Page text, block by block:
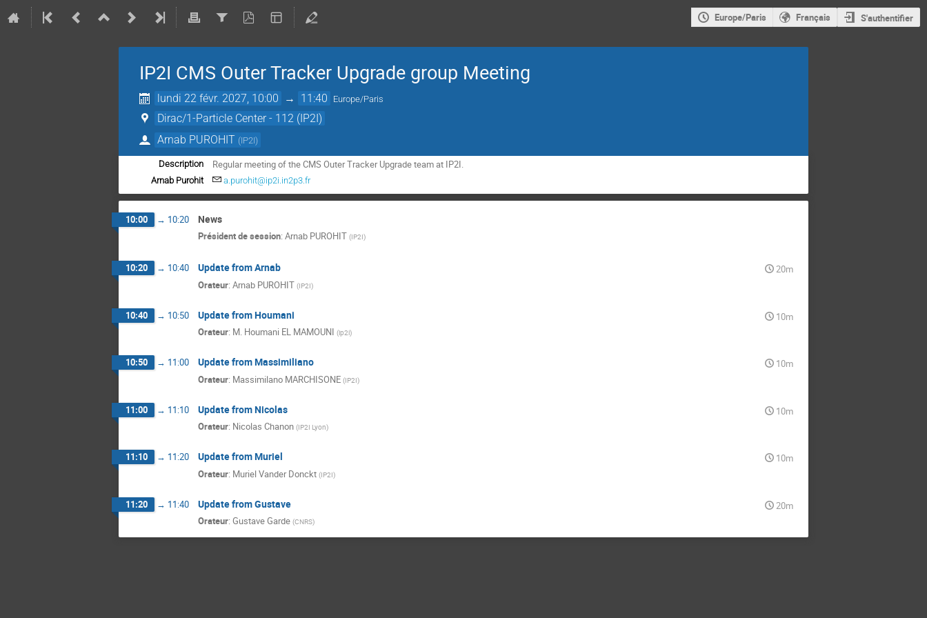
Europe/Paris Français S'authentifier
IP2I CMS Outer Tracker Upgrade group Meeting
lundi 22 févr. 2027, 10:00 → 11:40 Europe/Paris
Dirac/1-Particle Center - 112 (IP2I)
Arnab PUROHIT (IP2I)
Description Regular meeting of the CMS Outer Tracker Upgrade team at IP2I.
Arnab Purohit a.purohit@ip2i.in2p3.fr
10:00 → 10:20 News
Président de session: Arnab PUROHIT (IP2I)
10:20 → 10:40 Update from Arnab
20m
Orateur: Arnab PUROHIT (IP2I)
10:40 → 10:50 Update from Houmani
10m
Orateur: M. Houmani EL MAMOUNI (ip2i)
10:50 → 11:00 Update from Massimiliano
10m
Orateur: Massimilano MARCHISONE (IP2I)
11:00 → 11:10 Update from Nicolas
10m
Orateur: Nicolas Chanon (IP2I Lyon)
11:10 → 11:20 Update from Muriel
10m
Orateur: Muriel Vander Donckt (IP2I)
11:20 → 11:40 Update from Gustave
20m
Orateur: Gustave Garde (CNRS)